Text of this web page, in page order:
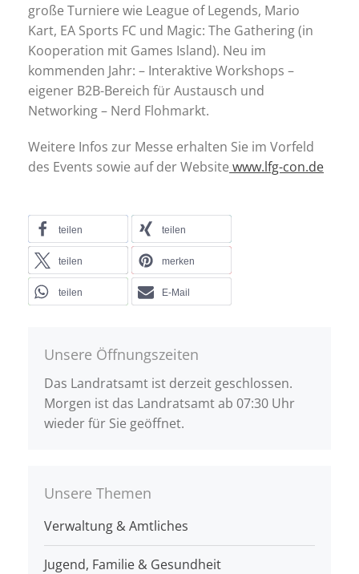
große Turniere wie League of Legends, Mario
Kart, EA Sports FC und Magic: The Gathering (in
Kooperation mit Games Island). Neu im
kommenden Jahr: – Interaktive Workshops –
eigener B2B-Bereich für Austausch und
Networking – Nerd Flohmarkt.
Weitere Infos zur Messe erhalten Sie im Vorfeld
des Events sowie auf der Website www.lfg-con.de
teilen teilen
teilen merken
teilen E-Mail
Unsere Öffnungszeiten
Das Landratsamt ist derzeit geschlossen.
Morgen ist das Landratsamt ab 07:30 Uhr
wieder für Sie geöffnet.
Unsere Themen
Verwaltung & Amtliches
Jugend, Familie & Gesundheit